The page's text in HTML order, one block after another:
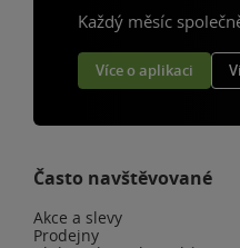
Každý měsíc
Více o aplikaci
Často navštěvované
Akce a slevy
Prodejny